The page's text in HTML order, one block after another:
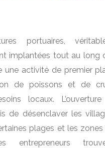
portuaires,
implantées tout au long
une activité de premier
de poissons et de
locaux.
de désenclaver les
plages et les zones
entrepreneurs